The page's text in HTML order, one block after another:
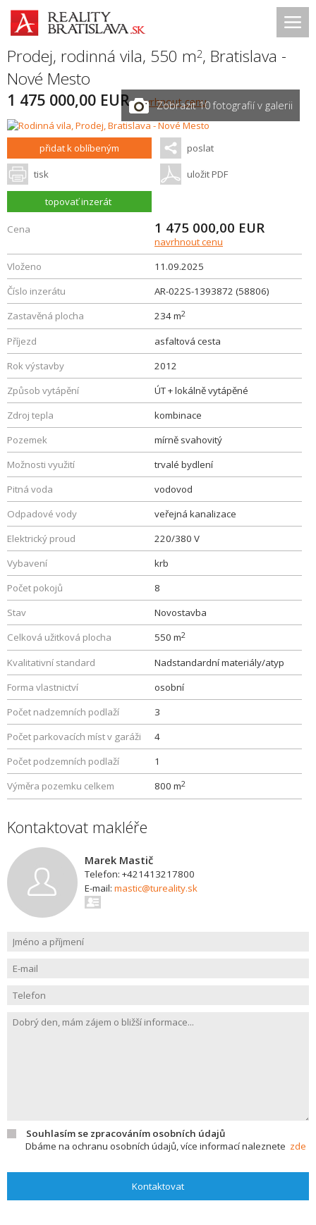
Prodej, rodinná vila, 550 m2, Bratislava -
Nové Mesto
1 475 000,00 EURnavrhnout cenu
Zobrazit 10 fotografií v galerii
přidat k oblíbeným poslat
tisk uložit PDF
topovať inzerát
Cena 1 475 000,00 EUR
navrhnout cenu
Vloženo
11.09.2025
Číslo inzerátu
AR-022S-1393872 (58806)
Zastavěná plocha
234 m2
Příjezd
asfaltová cesta
Rok výstavby
2012
Způsob vytápění
ÚT + lokálně vytápěné
Zdroj tepla
kombinace
Pozemek
mírně svahovitý
Možnosti využití
trvalé bydlení
Pitná voda
vodovod
Odpadové vody
veřejná kanalizace
Elektrický proud
220/380 V
Vybavení
krb
Počet pokojů
8
Stav
Novostavba
Celková užitková plocha
550 m2
Kvalitativní standard
Nadstandardní materiály/atyp
Forma vlastnictví
osobní
Počet nadzemních podlaží
3
Počet parkovacích míst v garáži
4
Počet podzemních podlaží
1
Výměra pozemku celkem
800 m2
Kontaktovat makléře
Marek Mastič
Telefon: +421413217800
E-mail: mastic@tureality.sk
Souhlasím se zpracováním osobních údajů
Dbáme na ochranu osobních údajů, více informací naleznete zde
Kontaktovat